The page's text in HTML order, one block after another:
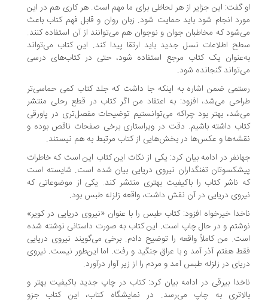
گفت: این جزایر از هر لحاظی برای ما مهم است. هر کاری هم در این
انجام شود باید حمایت شود. زبان روان و قابل فهم کتاب باعث
که مخاطبان جوان و نوجوان هم می‌توانند از آن استفاده کنند.
اطلاعات نسل جدید باید ارتقا پیدا کند. این کتاب می‌تواند
یک کتاب مرجع استفاده شود، حتی در کتاب‌های درسی
گنجانده شود.
ضمن اشاره به اینکه جا داشت که جلد کتاب کمی حماسی‌تر
می‌شد، افزود: به اعتقاد من اگر کتاب در قطع رحلی منتشر
بهتر بود چراکه می‌توانستیم توضیحات مفصل‌تری در پاورقی
داشته باشیم. دقت در ویراستاری برخی صفحات ناقص بوده و
و عکس‌ها در بخش‌هایی از کتاب مرتبط به هم نیستند.
در ادامه بیان کرد: یکی از نکات این کتاب این است که خاطرات
تفنگداران نیروی دریایی بیان شده است. شایسته است
ناشر کتاب را باکیفیت بهتری منتشر کند. یکی از موضوعاتی که
دریایی در آن نقش داشت، واقعه زلزله طبس بود.
خیرخواه افزود: کتاب طبس را با عنوان «نیروی دریایی در کویر»
و در حال چاپ است. این کتاب به صورت داستانی نوشته شده
من کاملاً واقعه را توضیح دادم. برخی می‌گویند نیروی دریایی
هفتم آذر آمد و با عراق جنگید و رفت. اما این‌طور نیست. نیروی
در زلزله طبس آمد و مردم را از زیر آوار درآورد.
بیرقی در ادامه بیان کرد: کتاب در چاپ جدید باکیفیت بهتر و
به چاپ می‌رسد. در نمایشگاه کتاب، این کتاب جزو